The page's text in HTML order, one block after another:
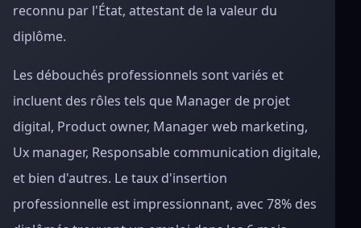
reconnu par l'État, attestant de la valeur du
diplôme.
Les débouchés professionnels sont variés et
incluent des rôles tels que Manager de projet
digital, Product owner, Manager web marketing,
Ux manager, Responsable communication digitale,
et bien d'autres. Le taux d'insertion
professionnelle est impressionnant, avec 78% des